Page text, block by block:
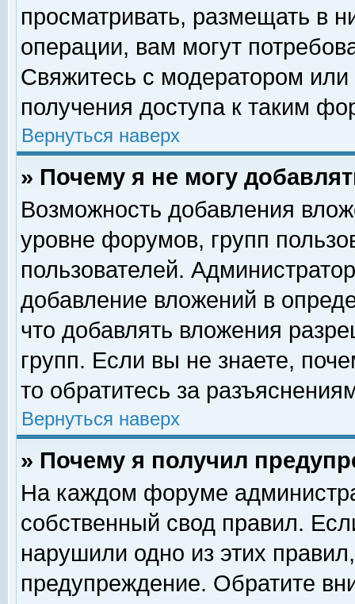
просматривать, размещать в
операции, вам могут
Свяжитесь с модератором
получения доступа к таким
Вернуться наверх
» Почему я не могу
Возможность добавления
уровне форумов, групп
пользователей.
добавление вложений в
что добавлять вложения
групп. Если вы не знаете,
то обратитесь за
Вернуться наверх
» Почему я получил
На каждом форуме
собственный свод правил.
нарушили одно из этих
предупреждение. Обратите